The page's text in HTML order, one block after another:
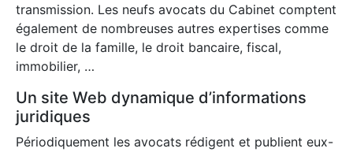
transmission. Les neufs avocats du Cabinet comptent
également de nombreuses autres expertises comme
le droit de la famille, le droit bancaire, fiscal,
immobilier, …
Un site Web dynamique d’informations
juridiques
Périodiquement les avocats rédigent et publient eux-